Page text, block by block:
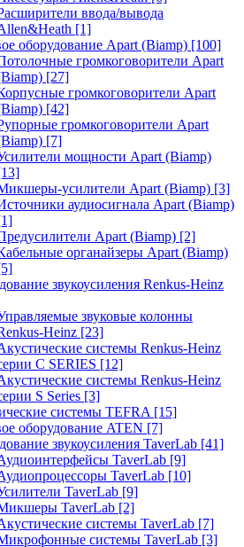
ввода/вывода
[1]
оборудование Apart (Biamp) [100]
громкоговорители Apart
[27]
громкоговорители Apart
[42]
громкоговорители Apart
[7]
мощности Apart (Biamp)
усилители Apart (Biamp) [3]
аудиосигнала Apart (Biamp)
Apart (Biamp) [2]
органайзеры Apart (Biamp)
звукоусиления Renkus-Heinz
звуковые колонны
Heinz [23]
системы Renkus-Heinz
C SERIES [12]
системы Renkus-Heinz
S Series [3]
системы TEFRA [15]
оборудование ATEN [7]
звукоусиления TaverLab [41]
TaverLab [9]
TaverLab [10]
TaverLab [9]
TaverLab [2]
системы TaverLab [7]
системы TaverLab [3]